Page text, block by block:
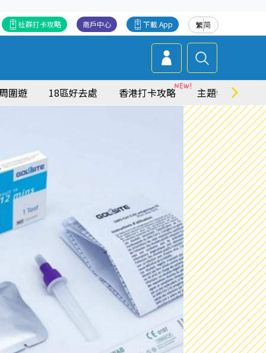
繁简
下載 App
商戶中心
社群打卡攻略
圍遊 18區好去處 香港打卡攻略 主題特集